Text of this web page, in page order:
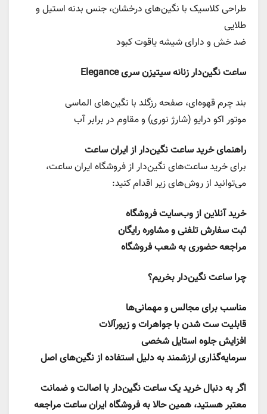
طراحی کلاسیک با نگین‌های درخشان، جنس بدنه استیل و
طلایی
ضد خش و دارای شیشه یاقوت کبود
ساعت نگین‌دار زنانه سیتیزن سری Elegance
بند چرم قهوه‌ای، صفحه رزگلد با نگین‌های الماسی
موتور اکو درایو (شارژ نوری) و مقاوم در برابر آب
راهنمای خرید ساعت نگین‌دار از ایران ساعت
برای خرید ساعت‌های نگین‌دار از فروشگاه ایران ساعت،
می‌توانید از روش‌های زیر اقدام کنید:
خرید آنلاین از وب‌سایت فروشگاه
ثبت سفارش تلفنی و مشاوره رایگان
مراجعه حضوری به شعب فروشگاه
چرا ساعت نگین‌دار بخریم؟
مناسب برای مجالس و مهمانی‌ها
قابلیت ست شدن با جواهرات و زیورآلات
افزایش جلوه استایل شخصی
سرمایه‌گذاری ارزشمند به دلیل استفاده از نگین‌های اصل
اگر به دنبال خرید یک ساعت نگین‌دار با اصالت و ضمانت
معتبر هستید، همین حالا به فروشگاه ایران ساعت مراجعه